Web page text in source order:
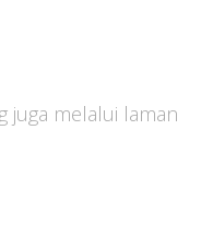
juga melalui laman